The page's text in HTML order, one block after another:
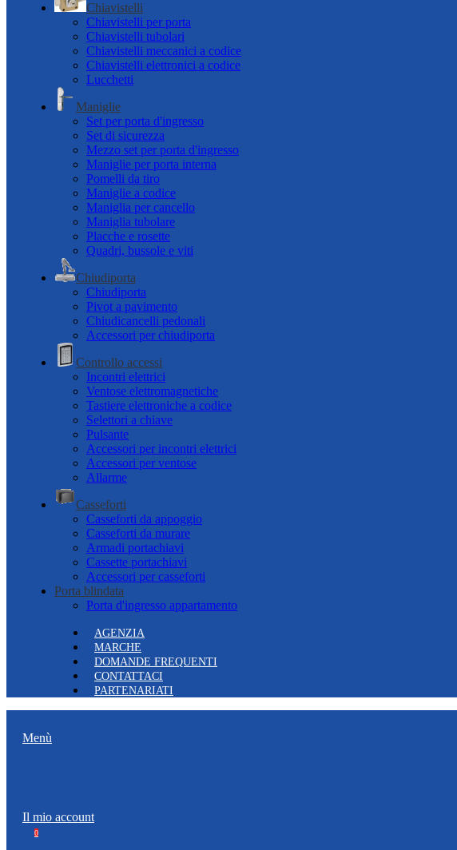
Chiavistelli
Chiavistelli per porta
Chiavistelli tubolari
Chiavistelli meccanici a codice
Chiavistelli elettronici a codice
Lucchetti
Maniglie
Set per porta d'ingresso
Set di sicurezza
Mezzo set per porta d'ingresso
Maniglie per porta interna
Pomelli da tiro
Maniglie a codice
Maniglia per cancello
Maniglia tubolare
Placche e rosette
Quadri, bussole e viti
Chiudiporta
Chiudiporta
Pivot a pavimento
Chiudicancelli pedonali
Accessori per chiudiporta
Controllo accessi
Incontri elettrici
Ventose elettromagnetiche
Tastiere elettroniche a codice
Selettori a chiave
Pulsante
Accessori per incontri elettrici
Accessori per ventose
Allarme
Casseforti
Casseforti da appoggio
Casseforti da murare
Armadi portachiavi
Cassette portachiavi
Accessori per casseforti
Porta blindata
Porta d'ingresso appartamento
AGENZIA
MARCHE
DOMANDE FREQUENTI
CONTATTACI
PARTENARIATI
Menù
Il mio account
0